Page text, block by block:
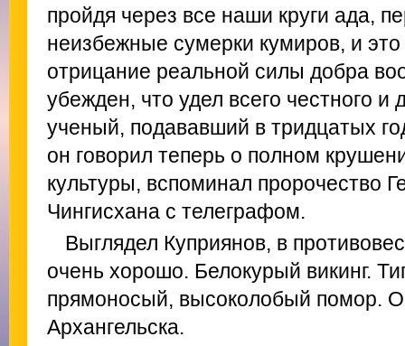
пройдя через все наши круги ада,
неизбежные сумерки кумиров, и это
отрицание реальной силы добра
убежден, что удел всего честного и
ученый, подававший в тридцатых
он говорил теперь о полном
культуры, вспоминал пророчество
Чингисхана с телеграфом.
Выглядел Куприянов, в
очень хорошо. Белокурый викинг.
прямоносый, высоколобый помор.
Архангельска.